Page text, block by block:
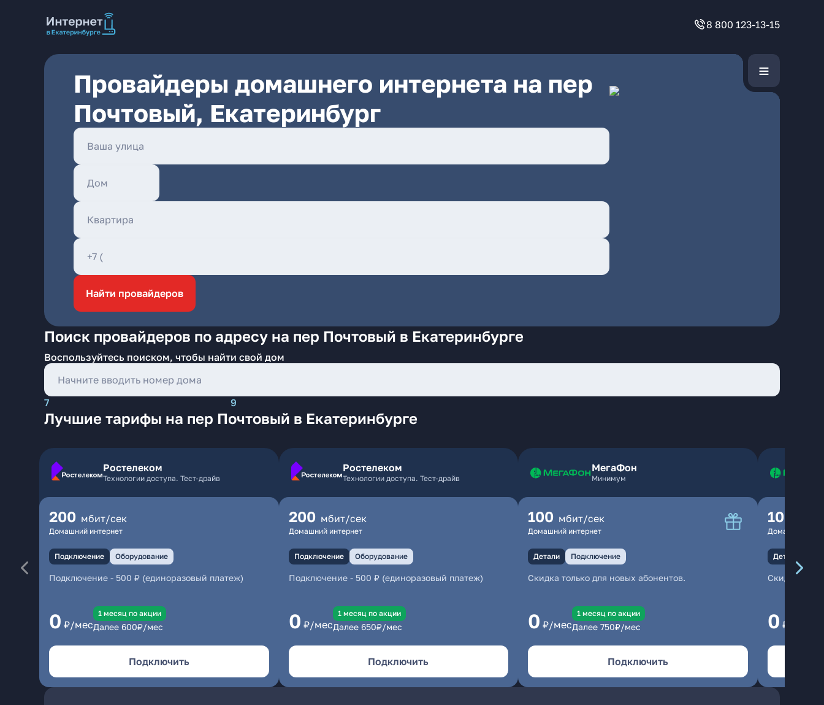
8 800 123-13-15
Провайдеры домашнего интернета на пер
Почтовый, Екатеринбург
Найти провайдеров
Поиск провайдеров по адресу на пер Почтовый в Екатеринбурге
Воспользуйтесь поиском, чтобы найти свой дом
7 9
Лучшие тарифы на пер Почтовый в Екатеринбурге
Ростелеком
Технологии доступа. Тест-драйв
200 мбит/сек
Домашний интернет
Подключение Оборудование
Подключение - 500 ₽ (единоразовый платеж)
0 ₽/мес
1 месяц по акции
Далее 600₽/мес
Подключить
Ростелеком
Технологии доступа. Тест-драйв
200 мбит/сек
Домашний интернет
Подключение Оборудование
Подключение- 500 ₽ (единоразовый платеж)
0 ₽/мес
1 месяц по акции
Далее 650₽/мес
Подключить
МегаФон
Минимум
100 мбит/сек
Домашний интернет
Детали Подключение
Скидка только для новых абонентов.
0 ₽/мес
1 месяц по акции
Далее 750₽/мес
Подключить
100
Домашний
Детали
Скидка
0 ₽/мес